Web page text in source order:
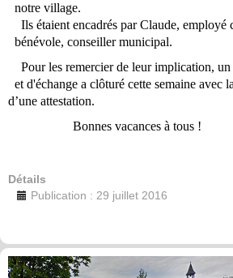
notre village.
Ils étaient encadrés par Claude, employé
bénévole, conseiller municipal.
Pour les remercier de leur implication,
et d'échange a clôturé cette semaine avec
d’une attestation.
Bonnes vacances à tous !
Détails
Publication : 29 juillet 2016